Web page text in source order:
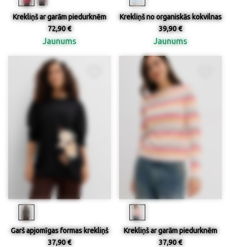
Krekliņš ar garām piedurknēm
72,90 €
Jaunums
Krekliņš no organiskās kokvilnas
39,90 €
Jaunums
Garš apjomīgas formas krekliņš
37,90 €
Krekliņš ar garām piedurknēm
37,90 €